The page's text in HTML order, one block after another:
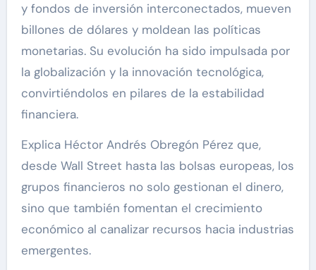
y fondos de inversión interconectados, mueven
billones de dólares y moldean las políticas
monetarias. Su evolución ha sido impulsada por
la globalización y la innovación tecnológica,
convirtiéndolos en pilares de la estabilidad
financiera.
Explica Héctor Andrés Obregón Pérez que,
desde Wall Street hasta las bolsas europeas, los
grupos financieros no solo gestionan el dinero,
sino que también fomentan el crecimiento
económico al canalizar recursos hacia industrias
emergentes.